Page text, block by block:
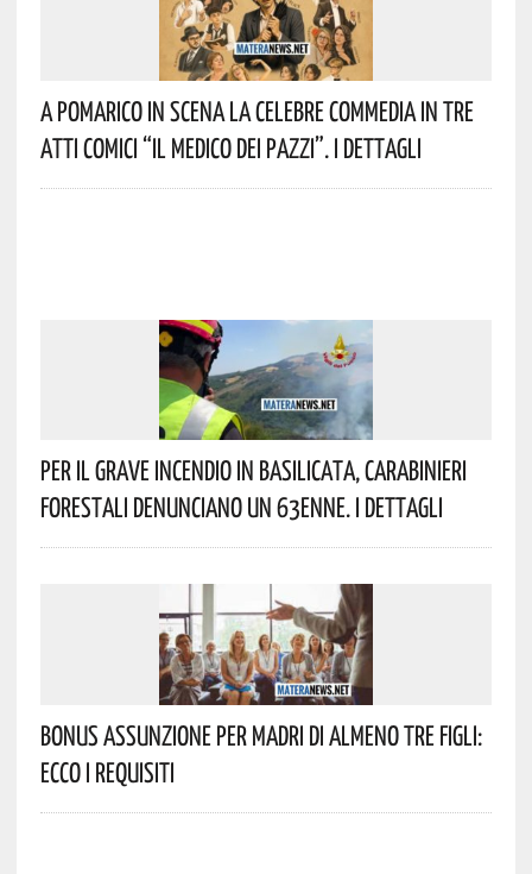
A Pomarico In Scena La Celebre Commedia In Tre
Atti Comici “Il Medico Dei Pazzi”. I Dettagli
Per Il Grave Incendio In Basilicata, Carabinieri
Forestali Denunciano Un 63enne. I Dettagli
Bonus Assunzione Per Madri Di Almeno Tre Figli:
Ecco I Requisiti